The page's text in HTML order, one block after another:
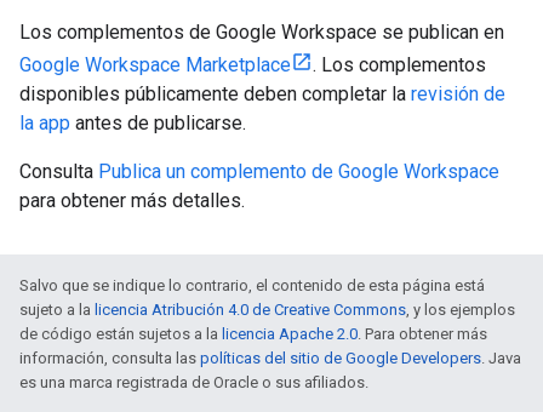
Los complementos de Google Workspace se publican en
Google Workspace Marketplace
. Los complementos
disponibles públicamente deben completar la revisión de
la app antes de publicarse.
Consulta Publica un complemento de Google Workspace
para obtener más detalles.
Salvo que se indique lo contrario, el contenido de esta página está
sujeto a la licencia Atribución 4.0 de Creative Commons, y los ejemplos
de código están sujetos a la licencia Apache 2.0. Para obtener más
información, consulta las políticas del sitio de Google Developers. Java
es una marca registrada de Oracle o sus afiliados.